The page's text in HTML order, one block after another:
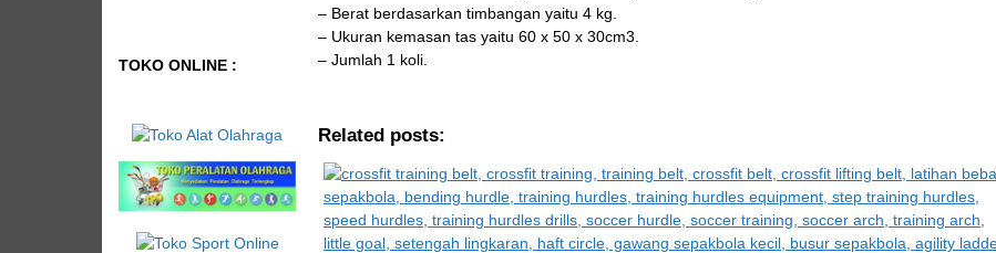
– Berat berdasarkan timbangan yaitu 4 kg.
– Ukuran kemasan tas yaitu 60 x 50 x 30cm3.
– Jumlah 1 koli.
Related posts:
TOKO ONLINE :